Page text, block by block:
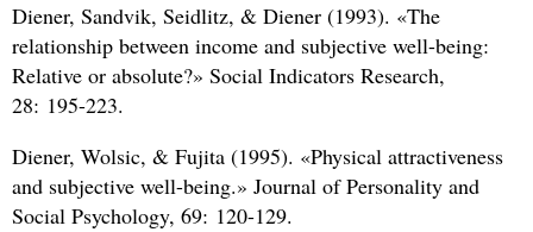
Diener, Sandvik, Seidlitz, & Diener (1993). «The
relationship between income and subjective well-being:
Relative or absolute?» Social Indicators Research,
28: 195-223.
Diener, Wolsic, & Fujita (1995). «Physical attractiveness
and subjective well-being.» Journal of Personality and
Social Psychology, 69: 120-129.